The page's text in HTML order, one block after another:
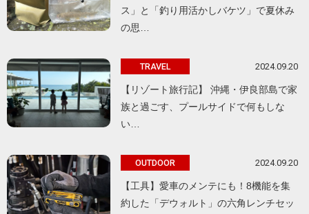
ス」と「釣り用活かしバケツ」で夏休み
の思…
TRAVEL 2024.09.20
【リゾート旅行記】 沖縄・伊良部島で家
族と過ごす、プールサイドで何もしな
い…
OUTDOOR 2024.09.20
【工具】愛車のメンテにも！8機能を集
約した「デウォルト」の六角レンチセッ